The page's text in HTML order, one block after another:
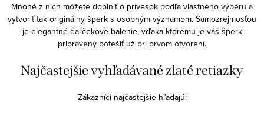
Mnohé z nich môžete doplniť o prívesok podľa vlastného výberu a
vytvoriť tak originálny šperk s osobným významom. Samozrejmosťou
je elegantné darčekové balenie, vďaka ktorému je váš šperk
pripravený potešiť už pri prvom otvorení.
Najčastejšie vyhľadávané zlaté retiazky
Zákazníci najčastejšie hľadajú: